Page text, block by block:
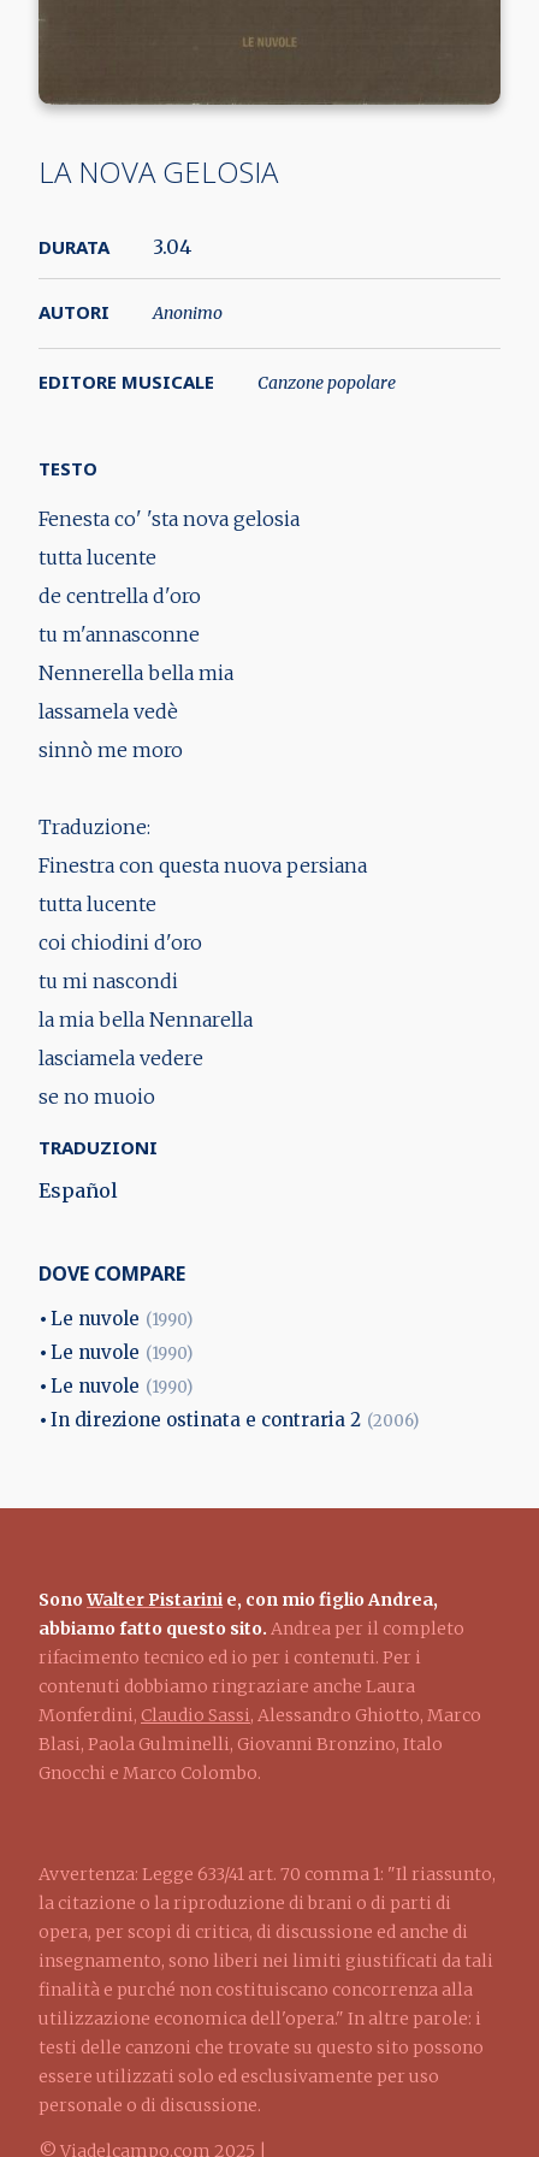
LA NOVA GELOSIA
DURATA 3.04
AUTORI Anonimo
EDITORE MUSICALE Canzone popolare
TESTO
Fenesta co' 'sta nova gelosia
tutta lucente
de centrella d'oro
tu m'annasconne
Nennerella bella mia
lassamela vedè
sinnò me moro
Traduzione:
Finestra con questa nuova persiana
tutta lucente
coi chiodini d'oro
tu mi nascondi
la mia bella Nennarella
lasciamela vedere
se no muoio
TRADUZIONI
Español
DOVE COMPARE
Le nuvole (1990)
Le nuvole (1990)
Le nuvole (1990)
In direzione ostinata e contraria 2 (2006)
SonoWalter Pistarini e, con mio figlio Andrea,
abbiamo fatto questo sito. Andrea per il completo
rifacimento tecnico ed io per i contenuti. Per i
contenuti dobbiamo ringraziare anche Laura
Monferdini, Claudio Sassi, Alessandro Ghiotto, Marco
Blasi, Paola Gulminelli, Giovanni Bronzino, Italo
Gnocchi e Marco Colombo.
Avvertenza: Legge 633/41 art. 70 comma 1: "Il riassunto,
la citazione o la riproduzione di brani o di parti di
opera, per scopi di critica, di discussione ed anche di
insegnamento, sono liberi nei limiti giustificati da tali
finalità e purché non costituiscano concorrenza alla
utilizzazione economica dell'opera." In altre parole: i
testi delle canzoni che trovate su questo sito possono
essere utilizzati solo ed esclusivamente per uso
personale o di discussione.
© Viadelcampo.com 2025 |